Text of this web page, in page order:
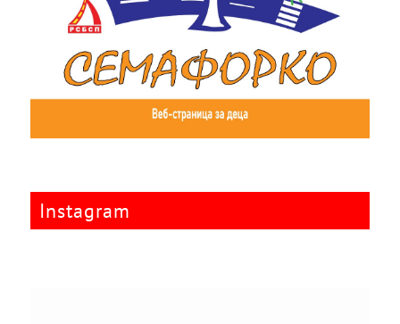
Instagram